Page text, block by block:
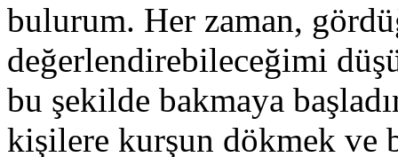
bulurum. Her zaman,
değerlendirebileceğimi
bu şekilde bakmaya
kişilere kurşun dökmek ve